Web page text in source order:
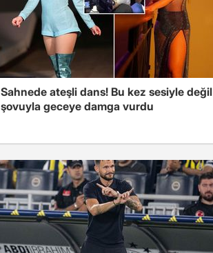
Sahnede ateşli dans! Bu kez sesiyle değil
şovuyla geceye damga vurdu